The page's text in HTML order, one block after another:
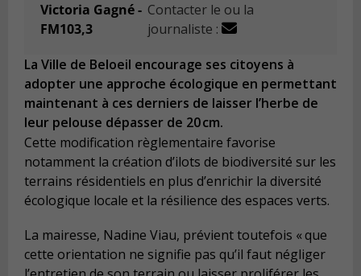
Victoria Gagné -
FM103,3
Contacter le ou la
journaliste :
La Ville de Beloeil encourage ses citoyens à
adopter une approche écologique en permettant
maintenant à ces derniers de laisser l’herbe de
leur pelouse dépasser de 20 cm.
Cette modification règlementaire favorise
notamment la création d’ilots de biodiversité sur les
terrains résidentiels en plus d’enrichir la diversité
écologique locale et la résilience des espaces verts.
La mairesse, Nadine Viau, prévient toutefois «que
cette orientation ne signifie pas qu’il faut négliger